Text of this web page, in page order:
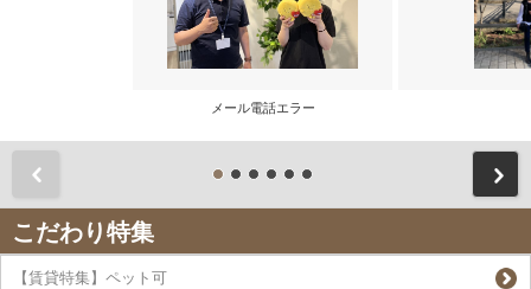
メール電話エラー
こだわり特集
【賃貸特集】ペット可